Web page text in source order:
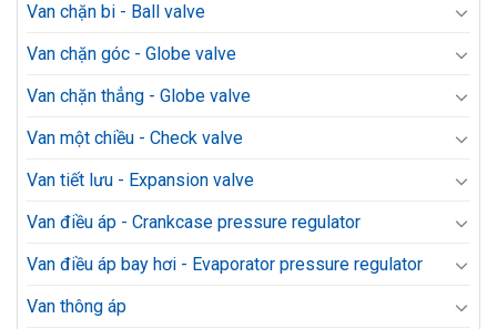
Van chặn bi - Ball valve
Van chặn góc - Globe valve
Van chặn thẳng - Globe valve
Van một chiều - Check valve
Van tiết lưu - Expansion valve
Van điều áp - Crankcase pressure regulator
Van điều áp bay hơi - Evaporator pressure regulator
Van thông áp